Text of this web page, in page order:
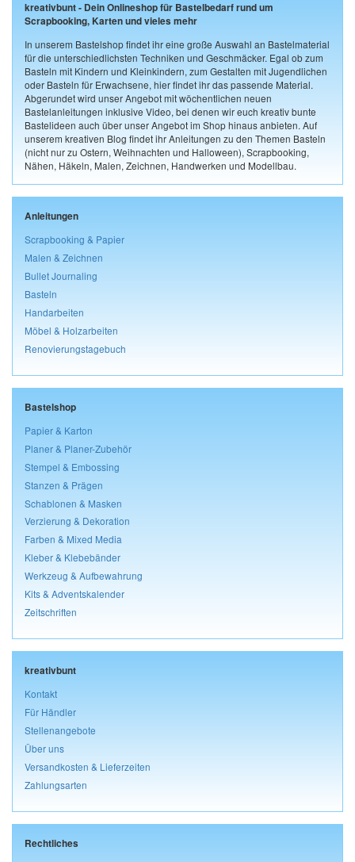
kreativbunt - Dein Onlineshop für Bastelbedarf rund um
Scrapbooking, Karten und vieles mehr
In unserem Bastelshop findet ihr eine große Auswahl an Bastelmaterial
für die unterschiedlichsten Techniken und Geschmäcker. Egal ob zum
Basteln mit Kindern und Kleinkindern, zum Gestalten mit Jugendlichen
oder Basteln für Erwachsene, hier findet ihr das passende Material.
Abgerundet wird unser Angebot mit wöchentlichen neuen
Bastelanleitungen inklusive Video, bei denen wir euch kreativ bunte
Bastelideen auch über unser Angebot im Shop hinaus anbieten. Auf
unserem kreativen Blog findet ihr Anleitungen zu den Themen Basteln
(nicht nur zu Ostern, Weihnachten und Halloween), Scrapbooking,
Nähen, Häkeln, Malen, Zeichnen, Handwerken und Modellbau.
Anleitungen
Scrapbooking & Papier
Malen & Zeichnen
Bullet Journaling
Basteln
Handarbeiten
Möbel & Holzarbeiten
Renovierungstagebuch
Bastelshop
Papier & Karton
Planer & Planer-Zubehör
Stempel & Embossing
Stanzen & Prägen
Schablonen & Masken
Verzierung & Dekoration
Farben & Mixed Media
Kleber & Klebebänder
Werkzeug & Aufbewahrung
Kits & Adventskalender
Zeitschriften
kreativbunt
Kontakt
Für Händler
Stellenangebote
Über uns
Versandkosten & Lieferzeiten
Zahlungsarten
Rechtliches